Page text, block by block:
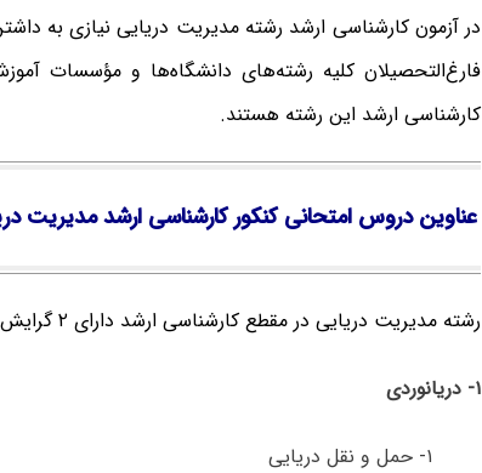
در آزمون کارشناسی ارشد رشته مدیریت دریایی نیازی به
فارغ‌‌التحصیلان کلیه رشته‌های دانشگاه‌ها و مؤسسات
کارشناسی ارشد این رشته هستند.
عناوین دروس امتحانی کنکور کارشناسی ارشد مدیریت
رشته مدیریت دریایی در مقطع کارشناسی ارشد دارای ۲ گرایش به شرح زیر است:
۱- دریانوردی
۱- حمل و نقل دریایی